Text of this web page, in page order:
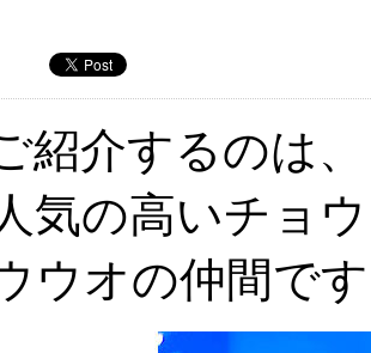
紹介するのは
気の高いチョウ
ウオの仲間で